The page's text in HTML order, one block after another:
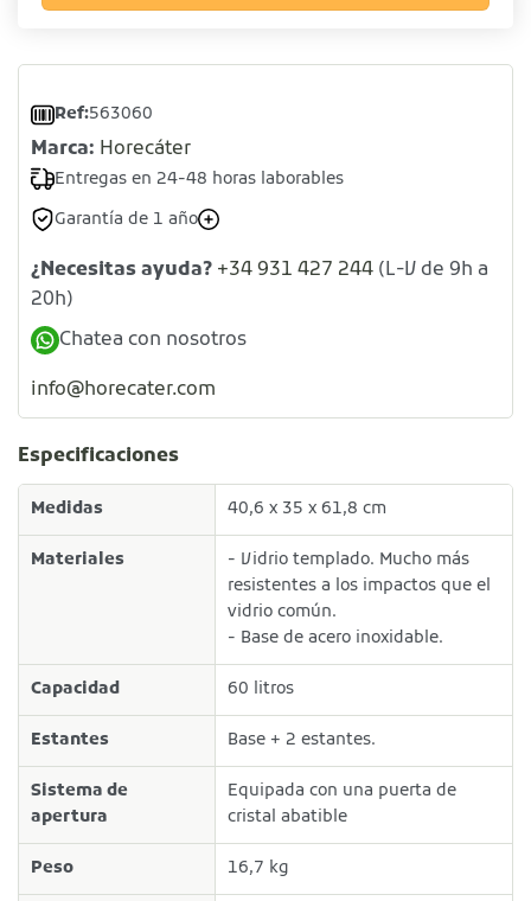
Ref:563060
Marca: Horecáter
Entregas en 24-48 horas laborables
Garantía de 1 año
¿Necesitas ayuda? +34 931 427 244 (L-V de 9h a
20h)
Chatea con nosotros
info@horecater.com
Especificaciones
Medidas 40,6 x 35 x 61,8 cm
Materiales
- Vidrio templado. Mucho más
resistentes a los impactos que el
vidrio común.
- Base de acero inoxidable.
Capacidad 60 litros
Estantes Base + 2 estantes.
Sistema de
apertura
Equipada con una puerta de
cristal abatible
Peso 16,7 kg